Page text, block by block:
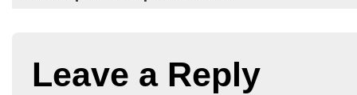
Leave a Reply